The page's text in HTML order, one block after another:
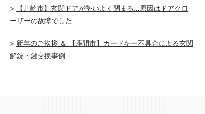
【川崎市】玄関ドアが勢いよく閉まる…原因はドアクロ
ーザーの故障でした
新年のご挨拶 ＆ 【座間市】カードキー不具合による玄関
解錠・鍵交換事例